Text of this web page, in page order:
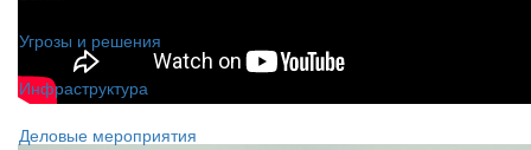
Угрозы и решения
Инфраструктура
Деловые мероприятия